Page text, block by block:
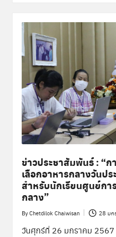
ข่าวประชาสัมพันธ์ : “
เลือกอาหารกลางวันป
สำหรับนักเรียนศูนย์กา
กลาง”
Posted
by
ByChetdilok Chaiwisan 28 มก
วันศุกร์ที่ 26 มกราคม